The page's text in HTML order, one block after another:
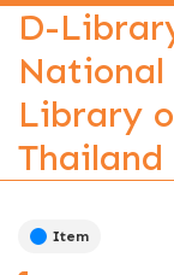
D-
National
Library
Thailand
Item